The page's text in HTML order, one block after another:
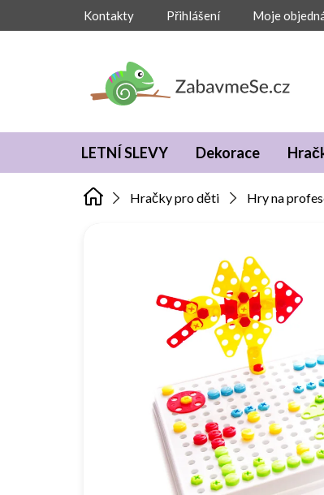
Kontakty Přihlášení Moje
LETNÍ SLEVY Dekorace
Hračky pro děti Hry na